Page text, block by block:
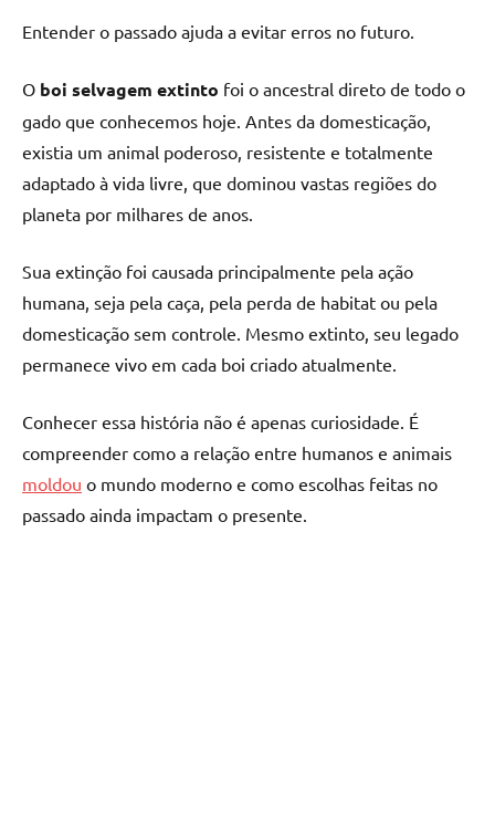
Entender o passado ajuda a evitar erros no futuro.
O boi selvagem extinto foi o ancestral direto de todo o
gado que conhecemos hoje. Antes da domesticação,
existia um animal poderoso, resistente e totalmente
adaptado à vida livre, que dominou vastas regiões do
planeta por milhares de anos.
Sua extinção foi causada principalmente pela ação
humana, seja pela caça, pela perda de habitat ou pela
domesticação sem controle. Mesmo extinto, seu legado
permanece vivo em cada boi criado atualmente.
Conhecer essa história não é apenas curiosidade. É
compreender como a relação entre humanos e animais
moldou o mundo moderno e como escolhas feitas no
passado ainda impactam o presente.